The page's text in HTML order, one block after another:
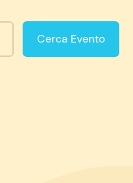
Cerca Evento